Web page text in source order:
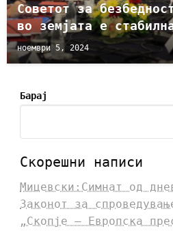
Советот за
во земјата е
ноември 5, 2024
Барај
Скорешни написи
Мицевски:Симнат од
Законот за
„Скопје – Европска